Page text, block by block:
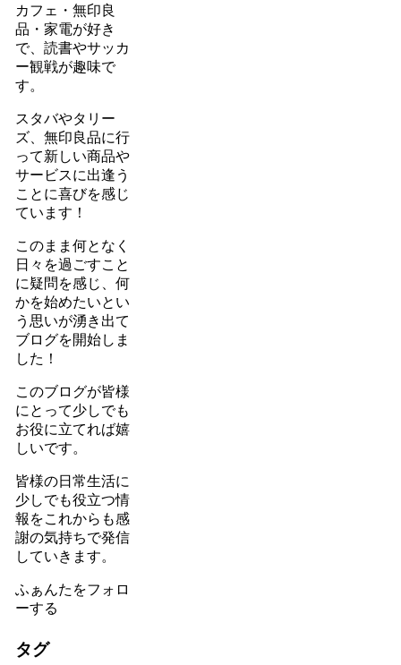
カフェ・無印良
品・家電が好き
で、読書やサッカ
ー観戦が趣味で
す。
スタバやタリー
ズ、無印良品に行
って新しい商品や
サービスに出逢う
ことに喜びを感じ
ています！
このまま何となく
日々を過ごすこと
に疑問を感じ、何
かを始めたいとい
う思いが湧き出て
ブログを開始しま
した！
このブログが皆様
にとって少しでも
お役に立てれば嬉
しいです。
皆様の日常生活に
少しでも役立つ情
報をこれからも感
謝の気持ちで発信
していきます。
ふぁんたをフォロ
ーする
タグ